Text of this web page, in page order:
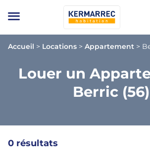
Accueil > Locations > Appartement >
Louer un
Berric (56)
0 résultats